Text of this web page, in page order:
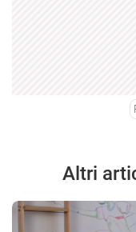
Altri